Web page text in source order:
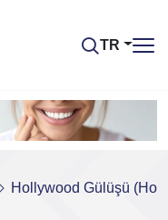
TR
Hollywood Gülüşü